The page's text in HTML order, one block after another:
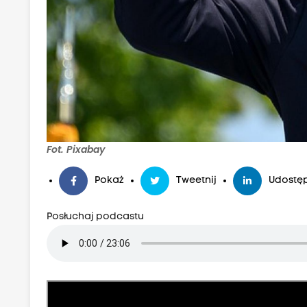
Fot. Pixabay
Pokaż Tweetnij
Posłuchaj podcastu